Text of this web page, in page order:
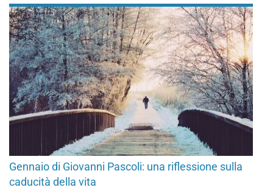
Gennaio di Giovanni Pascoli: una riflessione sulla
caducità della vita